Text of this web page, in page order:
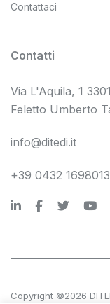
Contattaci
Contatti
Via L'Aquila, 1
Feletto Umberto
info@ditedi.it
+39 0432 1698013
Copyright ©2026